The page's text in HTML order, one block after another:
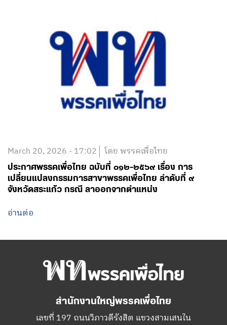
March 20, 2026 - 17:02 โดย พรรคเพื่อไทย
ประกาศพรรคเพื่อไทย ฉบับที่ ๐๑๒-๒๕๖๙ เรื่อง การ
เปลี่ยนแปลงกรรมการสาขาพรรคเพื่อไทย ลำดับที่ ๙
จังหวัดสระแก้ว กรณี ลาออกจากตำแหน่ง
อ่านต่อ
สำนักงานใหญ่พรรคเพื่อไทย
เลขที่ 197 ถนนวิภาวดีรังสิต แขวงสามเสนใน